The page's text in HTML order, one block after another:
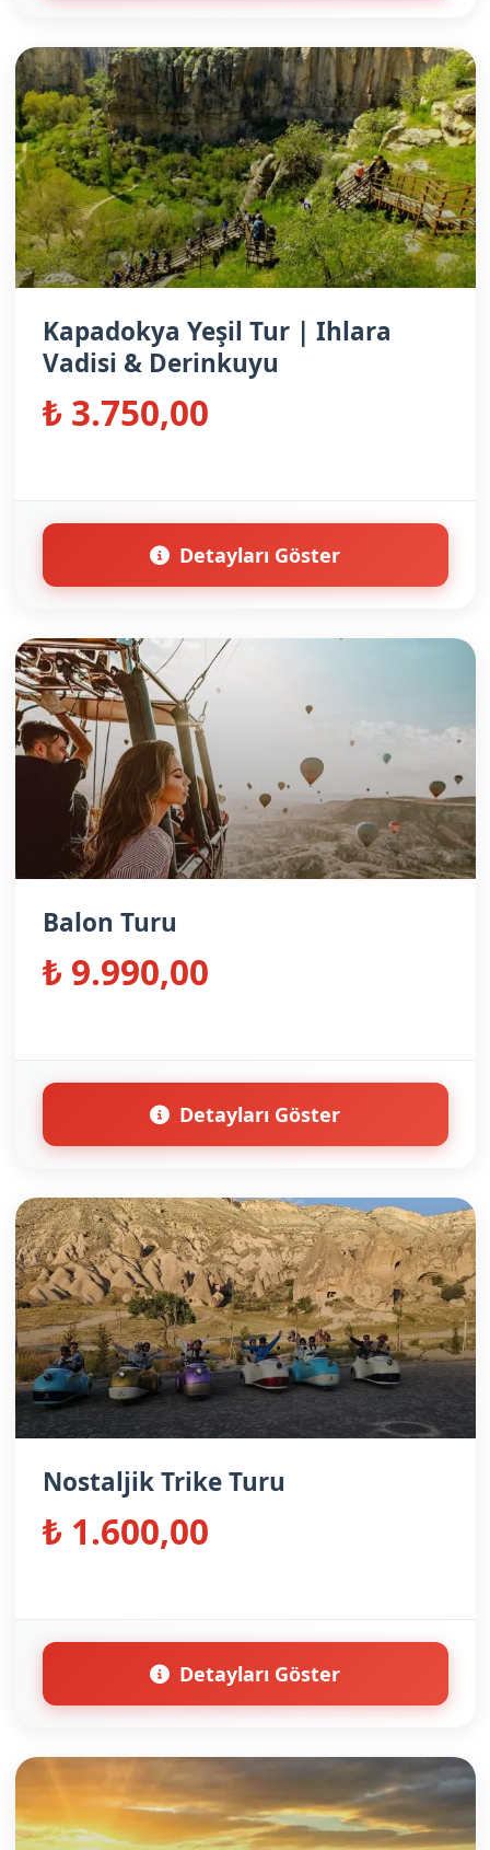
Kapadokya Yeşil Tur | Ihlara
Vadisi & Derinkuyu
₺ 3.750,00
Detayları Göster
Balon Turu
₺ 9.990,00
Detayları Göster
Nostaljik Trike Turu
₺ 1.600,00
Detayları Göster